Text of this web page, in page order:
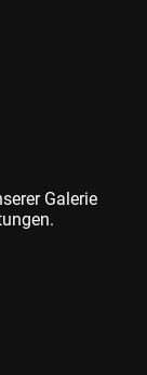
Galerie